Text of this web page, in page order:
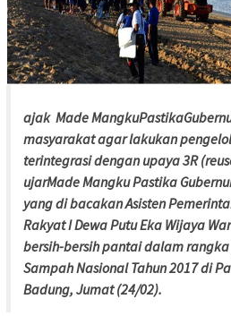
ajak Made
masyarakat agar lakukan
terintegrasi dengan upaya 3R
ujarMade Mangku Pastika
yang di bacakan Asisten
Rakyat I Dewa Putu Eka Wijaya
bersih-bersih pantai dalam
Sampah Nasional Tahun 2017 di
Badung, Jumat (24/02).